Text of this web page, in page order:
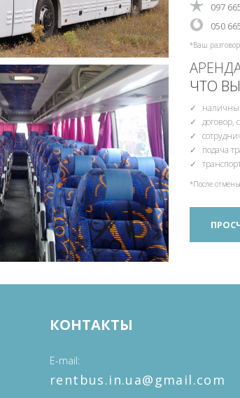
‎097
‎‎050
*Ваш
ЧТО
договор,
подача
*После
КОНТАКТЫ
E-mail
‎rentbus.in.ua@gmail.com